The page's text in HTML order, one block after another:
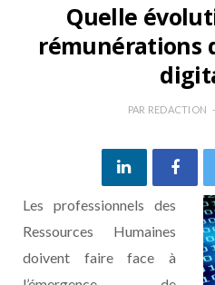
Quelle
rémunérations
PAR REDACTION
Les professionnels des
Ressources Humaines
doivent faire face à